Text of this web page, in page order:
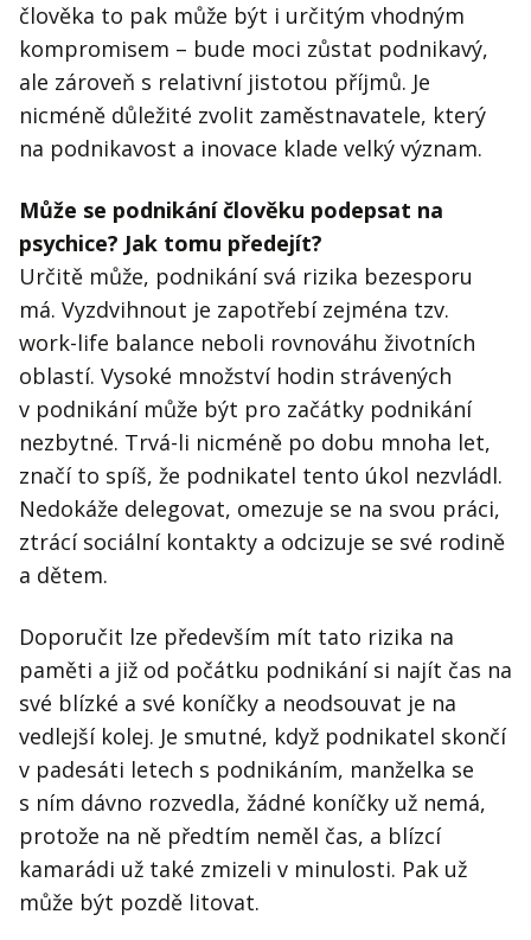
člověka to pak může být i určitým vhodným
kompromisem – bude moci zůstat podnikavý,
ale zároveň s relativní jistotou příjmů. Je
nicméně důležité zvolit zaměstnavatele, který
na podnikavost a inovace klade velký význam.
Může se podnikání člověku podepsat na
psychice? Jak tomu předejít?
Určitě může, podnikání svá rizika bezesporu
má. Vyzdvihnout je zapotřebí zejména tzv.
work-life balance neboli rovnováhu životních
oblastí. Vysoké množství hodin strávených
v podnikání může být pro začátky podnikání
nezbytné. Trvá-li nicméně po dobu mnoha let,
značí to spíš, že podnikatel tento úkol nezvládl.
Nedokáže delegovat, omezuje se na svou práci,
ztrácí sociální kontakty a odcizuje se své rodině
a dětem.
Doporučit lze především mít tato rizika na
paměti a již od počátku podnikání si najít čas na
své blízké a své koníčky a neodsouvat je na
vedlejší kolej. Je smutné, když podnikatel skončí
v padesáti letech s podnikáním, manželka se
s ním dávno rozvedla, žádné koníčky už nemá,
protože na ně předtím neměl čas, a blízcí
kamarádi už také zmizeli v minulosti. Pak už
může být pozdě litovat.